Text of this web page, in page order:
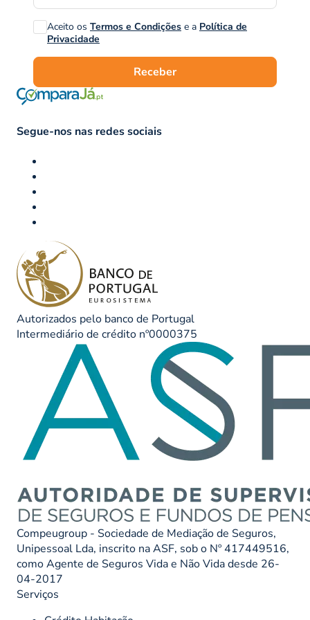
Aceito os Termos e Condições e a Política de
Privacidade
Receber
Segue-nos nas redes sociais
Autorizados pelo banco de Portugal
Intermediário de crédito nº0000375
Compeugroup - Sociedade de Mediação de Seguros,
Unipessoal Lda, inscrito na ASF, sob o Nº 417449516,
como Agente de Seguros Vida e Não Vida desde 26-
04-2017
Serviços